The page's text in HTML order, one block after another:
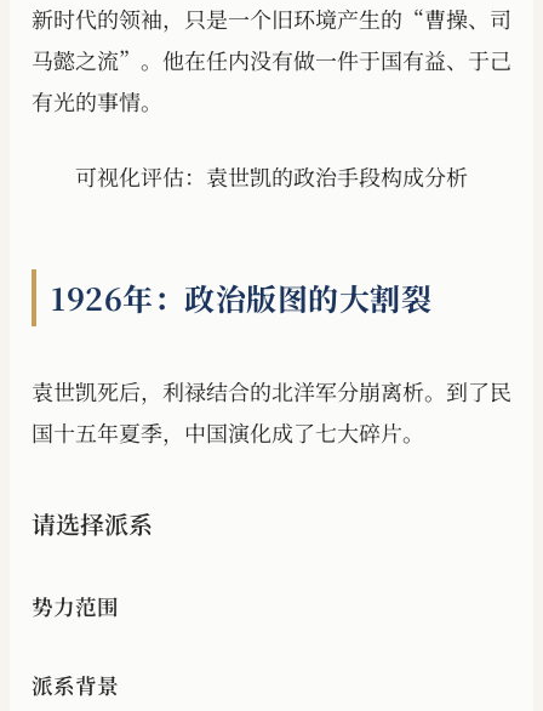
新时代的领袖，只是一个旧环境产生的“曹操、司
马懿之流”。他在任内没有做一件于国有益、于己
有光的事情。
可视化评估：袁世凯的政治手段构成分析
1926年：政治版图的大割裂
袁世凯死后，利禄结合的北洋军分崩离析。到了民
国十五年夏季，中国演化成了七大碎片。
请选择派系
势力范围
派系背景